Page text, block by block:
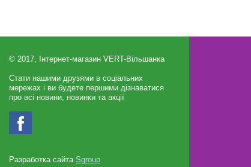
© 2017, Інтернет-магазин VERT-Вільшанка
Стати нашими друзями в соціальних
мережах і ви будете першими дізнаватися
про всі новини, новинки та акції
Разработка сайта Sgroup